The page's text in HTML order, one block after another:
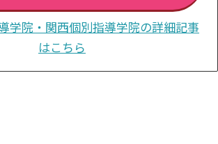
学院・関西個別指導学院の詳細記事
はこちら